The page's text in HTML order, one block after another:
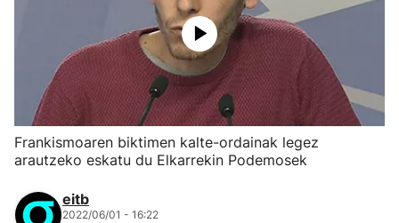
Frankismoaren biktimen kalte-ordainak legez
arautzeko eskatu du Elkarrekin Podemosek
eitb
2022/06/01 - 16:22